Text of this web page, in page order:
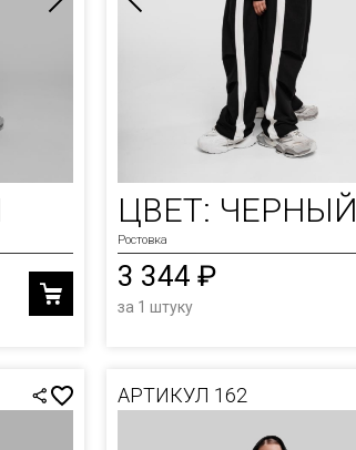
ЦВЕТ: ЧЕРНЫЙ
Ростовка
3 344 ₽
за 1 штуку
АРТИКУЛ 162